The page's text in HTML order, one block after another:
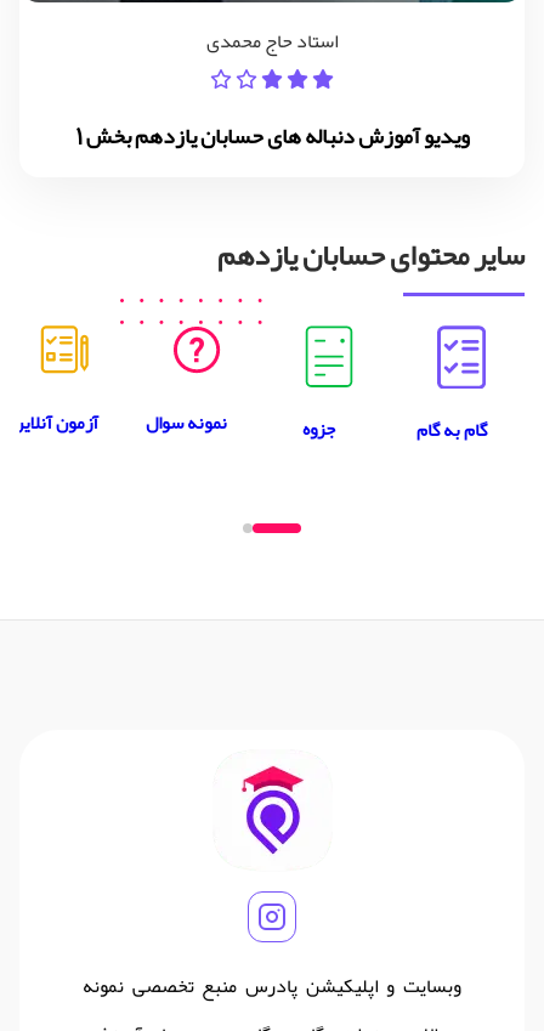
استاد حاج محمدی
ویدیو آموزش دنباله های حسابان یازدهم بخش 1
سایر محتوای حسابان یازدهم
گام به گام جزوه نمونه سوال آزمون آنلاین
وبسایت و اپلیکیشن پادرس منبع تخصصی نمونه